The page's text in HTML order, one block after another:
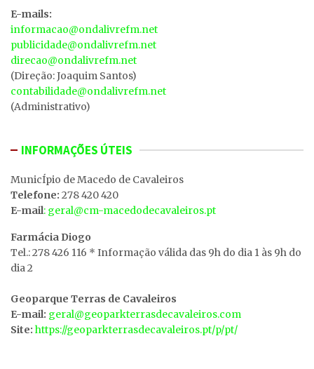
E-mails:
informacao@ondalivrefm.net
publicidade@ondalivrefm.net
direcao@ondalivrefm.net
(Direção: Joaquim Santos)
contabilidade@ondalivrefm.net
(Administrativo)
INFORMAÇÕES ÚTEIS
MunicÍpio de Macedo de Cavaleiros
Telefone: 278 420 420
E-mail: geral@cm-macedodecavaleiros.pt
Farmácia Diogo
Tel.: 278 426 116 * Informação válida das 9h do dia 1 às 9h do
dia 2
Geoparque Terras de Cavaleiros
E-mail: geral@geoparkterrasdecavaleiros.com
Site: https://geoparkterrasdecavaleiros.pt/p/pt/